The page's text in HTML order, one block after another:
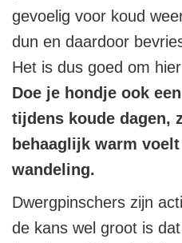
gevoelig voor koud
dun en daardoor
Het is dus goed om
Doe je hondje ook
tijdens koude dagen,
behaaglijk warm
wandeling.
Dwergpinschers zijn
de kans wel groot is